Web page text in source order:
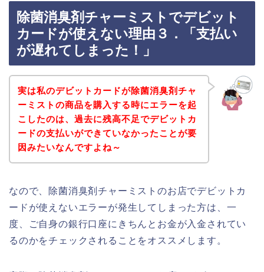
除菌消臭剤チャーミストでデビット
カードが使えない理由３．「支払い
が遅れてしまった！」
実は私のデビットカードが除菌消臭剤チャ
ーミストの商品を購入する時にエラーを起
こしたのは、過去に残高不足でデビットカ
ードの支払いができていなかったことが要
因みたいなんですよね～
なので、除菌消臭剤チャーミストのお店でデビットカ
ードが使えないエラーが発生してしまった方は、一
度、ご自身の銀行口座にきちんとお金が入金されてい
るのかをチェックされることをオススメします。